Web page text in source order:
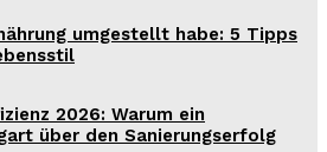
umgestellt habe: 5 Tipps
2026: Warum ein
über den Sanierungserfolg